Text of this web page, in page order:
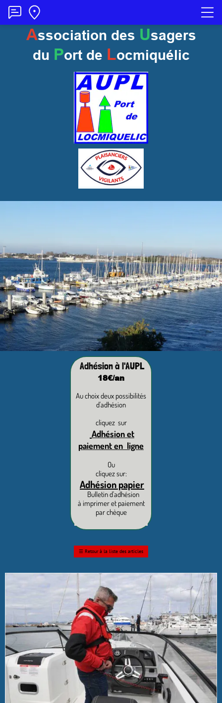
Association des Usagers
du Port de Locmiquélic
Adhésion à l'AUPL
18€/an
Au choix deux possibilités
d'adhésion
cliquez sur
Adhésion et
paiement en ligne
Ou
cliquez sur:
Adhésion papier
Bulletin d'adhésion
à imprimer et paiement
par chèque
☰ Retour à la liste des articles